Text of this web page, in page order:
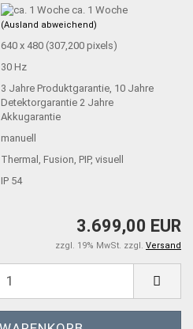
ca. 1 Woche
(Ausland abweichend)
640 x 480 (307,200 pixels)
30 Hz
3 Jahre Produktgarantie, 10 Jahre
Detektorgarantie 2 Jahre
Akkugarantie
manuell
Thermal, Fusion, PIP, visuell
IP 54
3.699,00 EUR
zzgl. 19% MwSt. zzgl. Versand